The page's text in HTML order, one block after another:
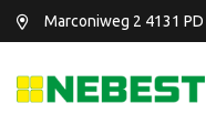
Marconiweg 2 4131